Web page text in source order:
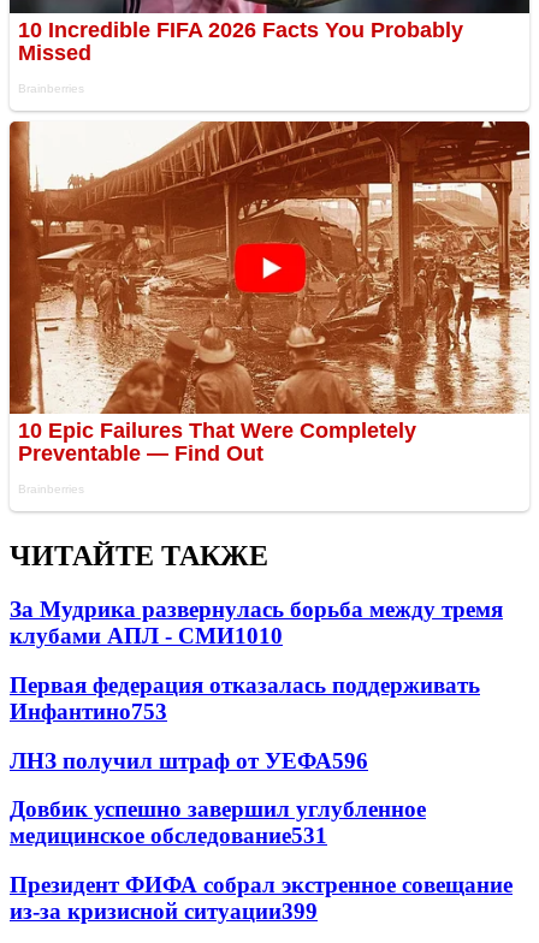
ЧИТАЙТЕ ТАКЖЕ
За Мудрика развернулась борьба между тремя
клубами АПЛ - СМИ1010
Первая федерация отказалась поддерживать
Инфантино753
ЛНЗ получил штраф от УЕФА596
Довбик успешно завершил углубленное
медицинское обследование531
Президент ФИФА собрал экстренное совещание
из-за кризисной ситуации399